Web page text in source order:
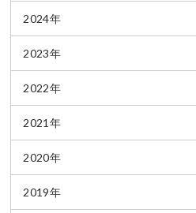
2024年
2023年
2022年
2021年
2020年
2019年